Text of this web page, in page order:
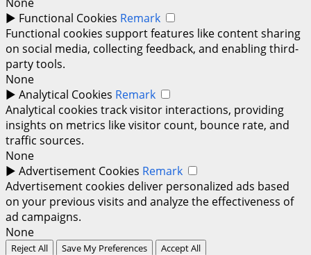
► Functional Cookies Remark
Functional cookies support features like content sharing
on social media, collecting feedback, and enabling third-
party tools.
None
► Analytical Cookies Remark
Analytical cookies track visitor interactions, providing
insights on metrics like visitor count, bounce rate, and
traffic sources.
None
► Advertisement Cookies Remark
Advertisement cookies deliver personalized ads based
on your previous visits and analyze the effectiveness of
ad campaigns.
None
Reject All Save My Preferences Accept All